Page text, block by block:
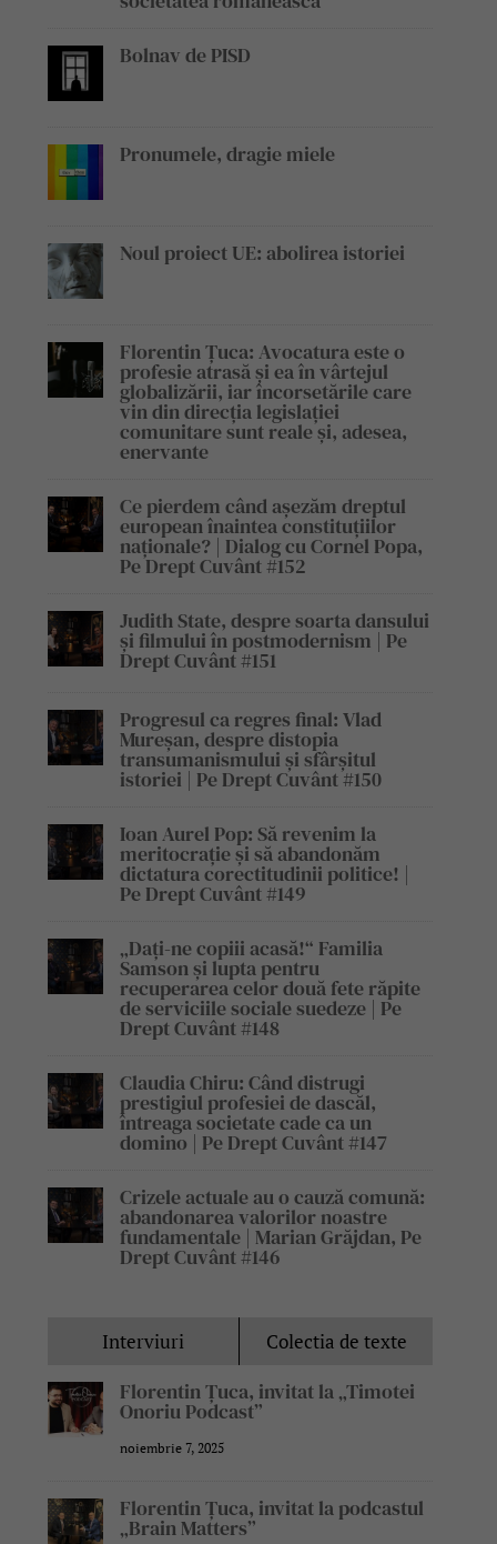
Bolnav de PISD
Pronumele, dragie miele
Noul proiect UE: abolirea istoriei
Florentin Țuca: Avocatura este o
profesie atrasă și ea în vârtejul
globalizării, iar încorsetările care
vin din direcția legislației
comunitare sunt reale și, adesea,
enervante
Ce pierdem când așezăm dreptul
european înaintea constituțiilor
naționale? | Dialog cu Cornel Popa,
Pe Drept Cuvânt #152
Judith State, despre soarta dansului
și filmului în postmodernism | Pe
Drept Cuvânt #151
Progresul ca regres final: Vlad
Mureșan, despre distopia
transumanismului și sfârșitul
istoriei | Pe Drept Cuvânt #150
Ioan Aurel Pop: Să revenim la
meritocrație și să abandonăm
dictatura corectitudinii politice! |
Pe Drept Cuvânt #149
„Dați-ne copiii acasă!“ Familia
Samson și lupta pentru
recuperarea celor două fete răpite
de serviciile sociale suedeze | Pe
Drept Cuvânt #148
Claudia Chiru: Când distrugi
prestigiul profesiei de dascăl,
întreaga societate cade ca un
domino | Pe Drept Cuvânt #147
Crizele actuale au o cauză comună:
abandonarea valorilor noastre
fundamentale | Marian Grăjdan, Pe
Drept Cuvânt #146
Interviuri Colectia de texte
Florentin Țuca, invitat la „Timotei
Onoriu Podcast”
noiembrie 7, 2025
Florentin Țuca, invitat la podcastul
„Brain Matters”